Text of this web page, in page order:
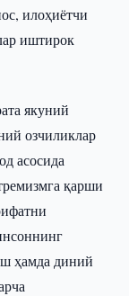
илоҳиётчи
иштирок
якуний
озчиликлар
асосида
қарши
ҳамда диний